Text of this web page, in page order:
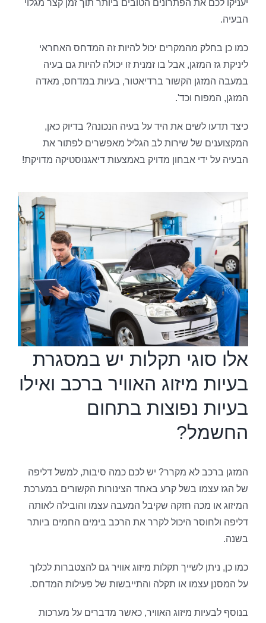
יעניקו לכם את הפתרונים הטובים ביותר תוך זמן קצר מגלוי
הבעיה.
כמו כן בחלק מהמקרים יכול להיות זה המדחס האחראי
ליניקת גז המזגן, אבל בו זמנית זו יכולה להיות גם בעיה
במעבה המזגן הקשור ברדיאטור, בעיות במדחס, מאדה
המזגן, המפוח וכד'.
כיצד תדעו לשים את היד על בעיה הנכונה? בדיוק כאן,
המקצוענים של שירות לב הגליל מאפשרים לפתור את
הבעיה על ידי אבחון מדויק באמצעות דיאגנוסטיקה מדויקת!
אלו סוגי תקלות יש במסגרת
בעיות מיזוג האוויר ברכב ואילו
בעיות נפוצות בתחום
החשמל?
המזגן ברכב לא מקרר? יש לכם כמה סיבות, למשל דליפה
של הגז עצמו בשל קרע באחד הצינורות הקשורים במערכת
המיזוג או מכה חזקה שקיבל המעבה עצמו והובילה לאותה
דליפה ולחוסר היכול לקרר את הרכב בימים החמים ביותר
בשנה.
כמו כן, ניתן לשייך תקלות מיזוג אוויר גם להצטברות לכלוך
על המסנן עצמו או תקלה והתייבשות של פעילות המדחס.
בנוסף לבעיות מיזוג האוויר, כאשר מדברים על מערכות